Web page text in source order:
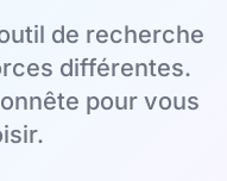
de recherche
différentes.
pour vous